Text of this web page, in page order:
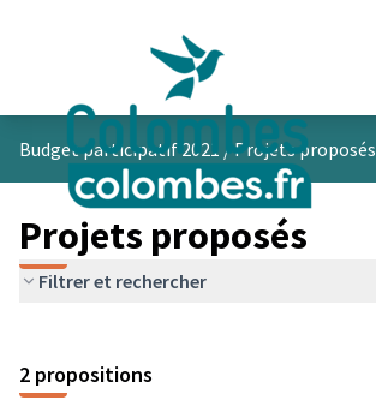
Budget participatif 2021 /Projets proposés
Projets proposés
Filtrer et rechercher
2 propositions